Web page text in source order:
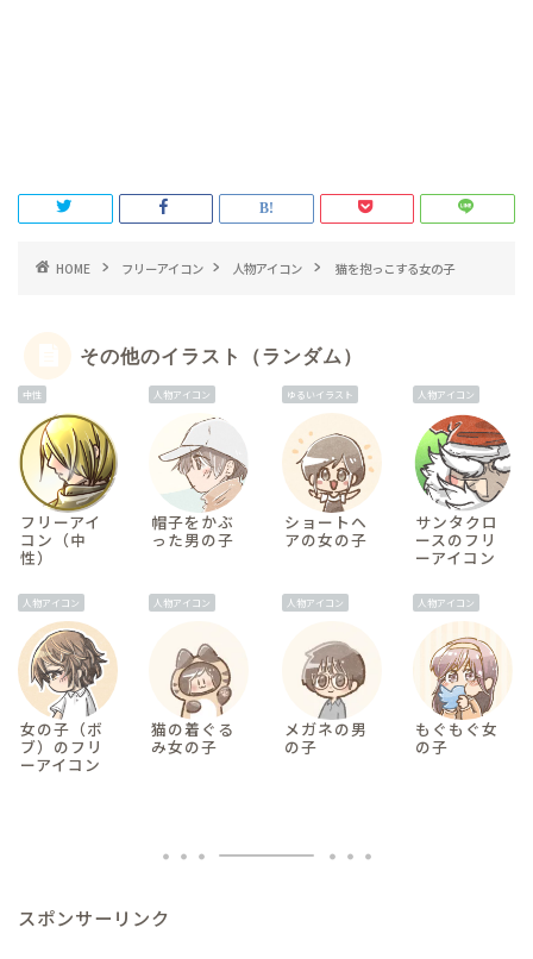
HOME フリーアイコン 人物アイコン 猫を抱っこする女の子
その他のイラスト（ランダム）
中性
フリーアイ
コン（中
性）
人物アイコン
帽子をかぶ
った男の子
ゆるいイラスト
ショートヘ
アの女の子
人物アイコン
サンタクロ
ースのフリ
ーアイコン
人物アイコン
女の子（ボ
ブ）のフリ
ーアイコン
人物アイコン
猫の着ぐる
み女の子
人物アイコン
メガネの男
の子
人物アイコン
もぐもぐ女
の子
スポンサーリンク